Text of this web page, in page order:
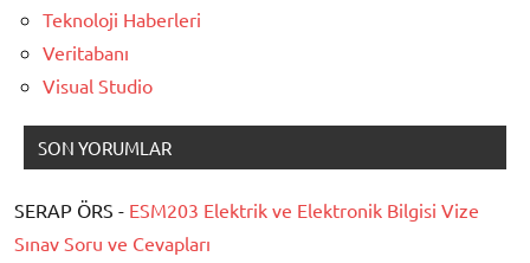
Teknoloji Haberleri
Veritabanı
Visual Studio
SON YORUMLAR
SERAP ÖRS - ESM203 Elektrik ve Elektronik Bilgisi Vize
Sınav Soru ve Cevapları